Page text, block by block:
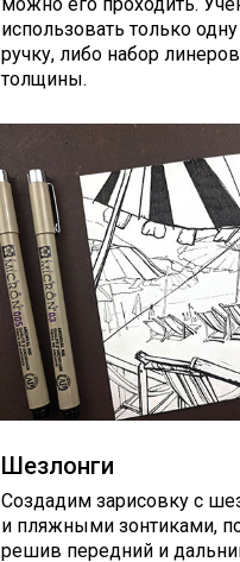
использовать только
ручку, либо набор
толщины.
Шезлонги
Создадим зарисовку с
и пляжными зонтиками,
решив передний и